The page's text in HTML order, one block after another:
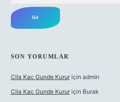
SON YORUMLAR
Cila Kac Gunde Kururiçin admin
Cila Kac Gunde Kururiçin Burak